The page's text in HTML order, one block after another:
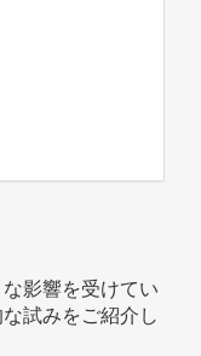
影響を受けてい
試みをご紹介し